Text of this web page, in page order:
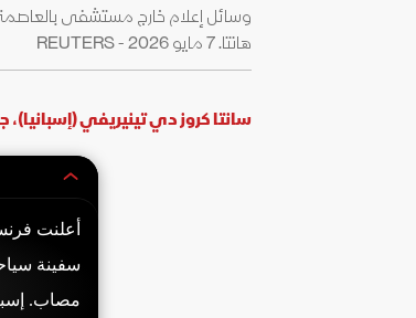
هانتا. 7 مايو 2026 - REUTERS
سانتا كروز دي تينيريفي
سفينة
مصاب.